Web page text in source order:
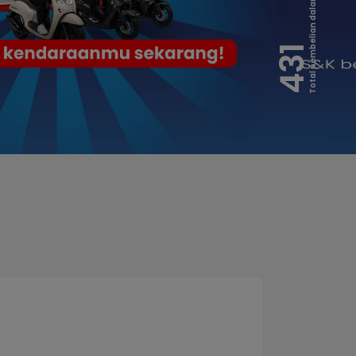
431
Total pembelian dalam 7 hari